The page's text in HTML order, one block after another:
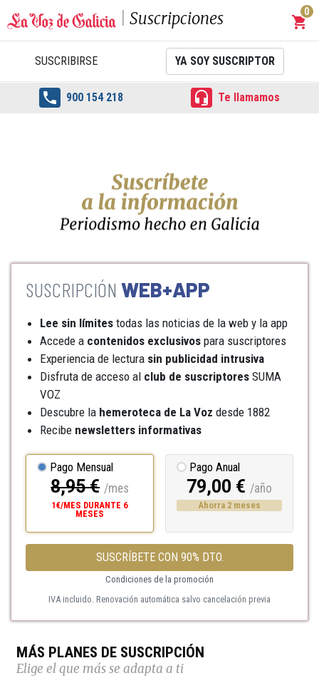
Suscripciones shopping_cart
0
SUSCRIBIRSE YA SOY SUSCRIPTOR
 900 154 218  Te llamamos
WEB+APP
Lee sin límites todas las noticias de la web y la app
Accede a contenidos exclusivos para suscriptores
Experiencia de lectura sin publicidad intrusiva
Disfruta de acceso al club de suscriptores SUMA
VOZ
Descubre la hemeroteca de La Voz desde 1882
Recibe newsletters informativas
Pago Mensual
8,95 € /mes
1€/MES DURANTE 6
MESES
Pago Anual
79,00 € /año
Ahorra 2 meses
SUSCRÍBETE CON 90% DTO.
Condiciones de la promoción
IVA incluido. Renovación automática salvo cancelación previa
MÁS PLANES DE SUSCRIPCIÓN
Elige el que más se adapta a ti